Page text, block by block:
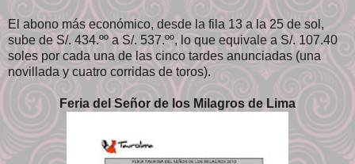
El abono más económico, desde la fila 13 a la 25 de sol,
sube de S/. 434.ºº a S/. 537.ºº, lo que equivale a S/. 107.40
soles por cada una de las cinco tardes anunciadas (una
novillada y cuatro corridas de toros).
Feria del Señor de los Milagros de Lima